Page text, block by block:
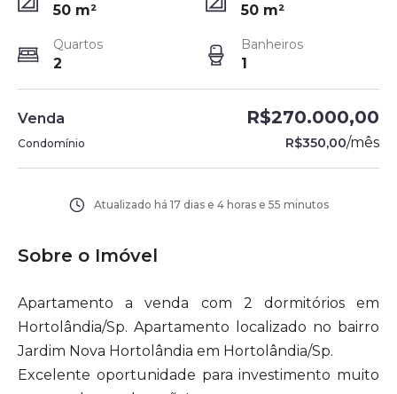
50 m² 50 m²
Quartos
2
Banheiros
1
Venda R$270.000,00
Condomínio R$350,00/mês
Atualizado há 17 dias e 4 horas e 55 minutos
Sobre o Imóvel
Apartamento a venda com 2 dormitórios em
Hortolândia/Sp. Apartamento localizado no bairro
Jardim Nova Hortolândia em Hortolândia/Sp.
Excelente oportunidade para investimento muito